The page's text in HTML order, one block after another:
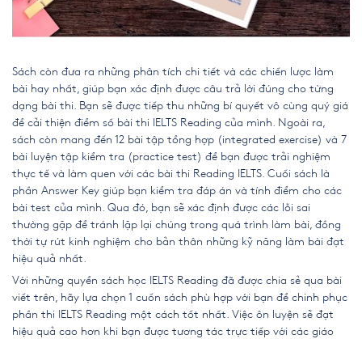
Sách còn đưa ra những phân tích chi tiết và các chiến lược làm
bài hay nhất, giúp bạn xác định được câu trả lời đúng cho từng
dạng bài thi. Bạn sẽ được tiếp thu những bí quyết vô cùng quý giá
để cải thiện điểm số bài thi IELTS Reading của mình. Ngoài ra,
sách còn mang đến 12 bài tập tổng hợp (integrated exercise) và 7
bài luyện tập kiểm tra (practice test) để bạn được trải nghiệm
thực tế và làm quen với các bài thi Reading IELTS. Cuối sách là
phần Answer Key giúp bạn kiểm tra đáp án và tính điểm cho các
bài test của mình. Qua đó, bạn sẽ xác định được các lỗi sai
thường gặp để tránh lặp lại chúng trong quá trình làm bài, đồng
thời tự rút kinh nghiệm cho bản thân những kỹ năng làm bài đạt
hiệu quả nhất.
Với những quyển sách học IELTS Reading đã được chia sẻ qua bài
viết trên, hãy lựa chọn 1 cuốn sách phù hợp với bạn để chinh phục
phần thi
IELTS Reading một cách tốt nhất. Việc ôn luyện sẽ đạt
hiệu quả cao hơn khi bạn được tương tác trực tiếp với các giáo